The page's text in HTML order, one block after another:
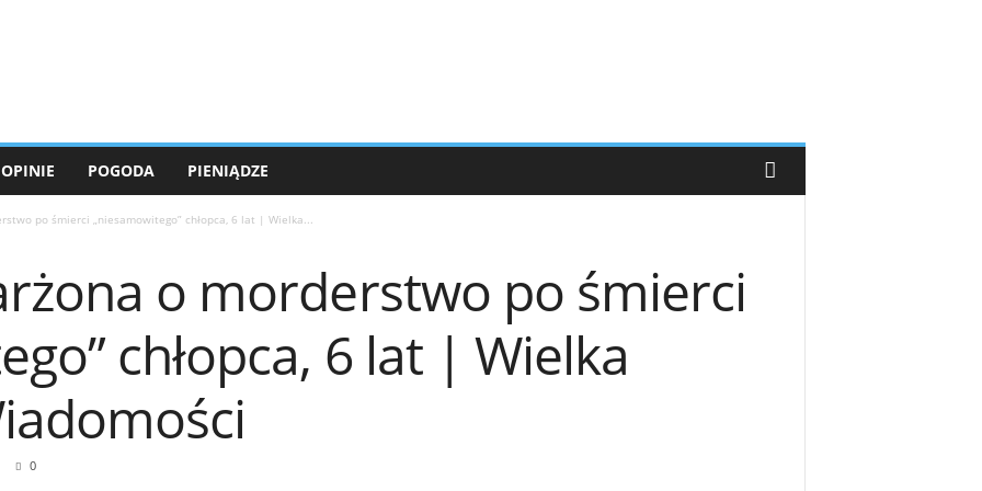
OPINIE POGODA PIENIĄDZE
po śmierci „niesamowitego” chłopca, 6 lat | Wielka...
o morderstwo po śmierci
chłopca, 6 lat | Wielka
0